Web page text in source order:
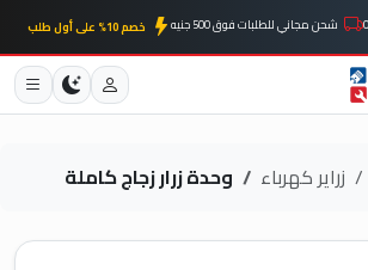
شحن مجاني للطلبات فوق 500 جنيه خصم 10% على أول طلب
زراير كهرباء وحدة زرار زجاج كاملة